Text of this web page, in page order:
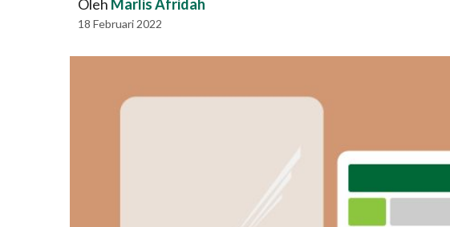
Oleh Marlis Afridah
18 Februari 2022